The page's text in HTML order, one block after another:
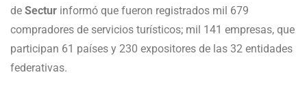
de Sectur informó que fueron registrados mil 679
compradores de servicios turísticos; mil 141 empresas, que
participan 61 países y 230 expositores de las 32 entidades
federativas.